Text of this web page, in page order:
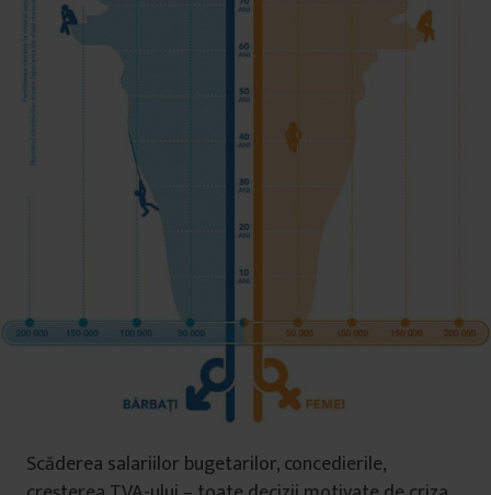
Scăderea salariilor bugetarilor, concedierile,